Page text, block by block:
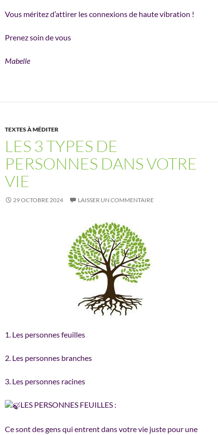
Vous méritez d’attirer les connexions de haute vibration !
Prenez soin de vous
Mabelle
TEXTES À MÉDITER
LES 3 TYPES DE
PERSONNES DANS VOTRE
VIE
29 OCTOBRE 2024 LAISSER UN COMMENTAIRE
1. Les personnes feuilles
2. Les personnes branches
3. Les personnes racines
LES PERSONNES FEUILLES :
Ce sont des gens qui entrent dans votre vie juste pour une